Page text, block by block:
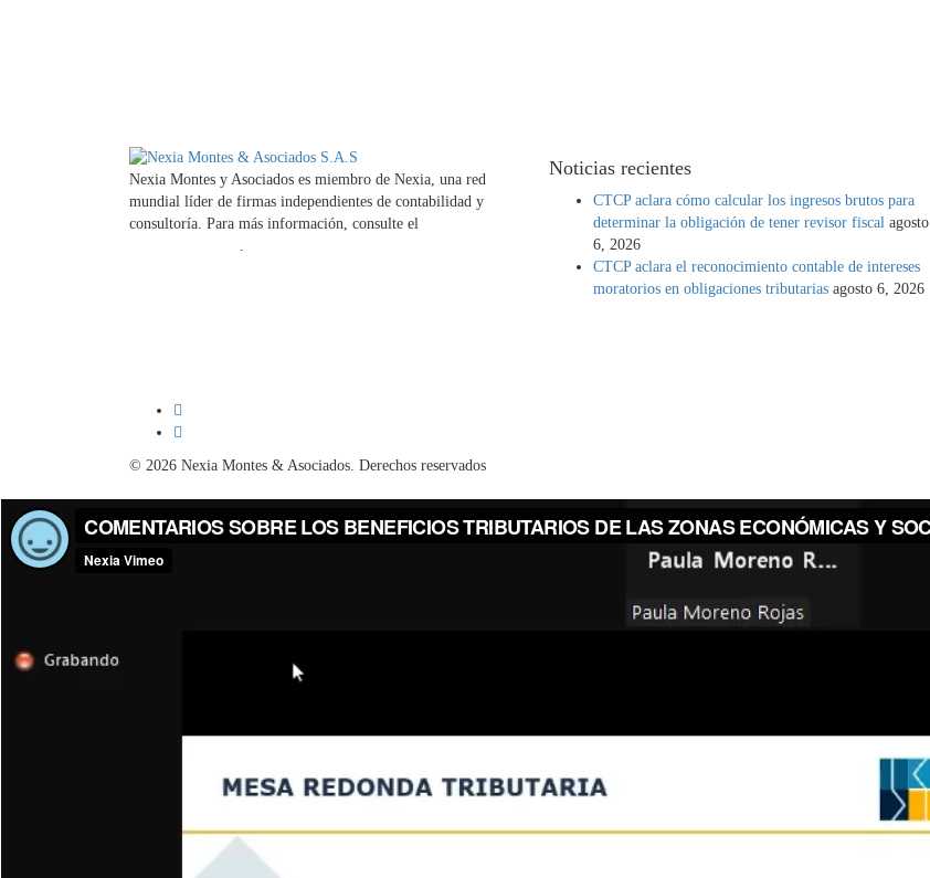
Nexia Montes y Asociados es miembro de Nexia, una red
mundial líder de firmas independientes de contabilidad y
consultoría. Para más información, consulte el
.
Noticias recientes
CTCP aclara cómo calcular los ingresos brutos para
determinar la obligación de tener revisor fiscal agosto
6, 2026
CTCP aclara el reconocimiento contable de intereses
moratorios en obligaciones tributarias agosto 6, 2026
© 2026 Nexia Montes & Asociados. Derechos reservados